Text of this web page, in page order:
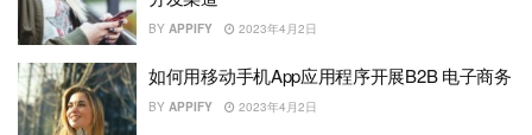
BY APPIFY 2023年4月2日
如何用移动手机App应用程序开展B2B 电子商务
BY APPIFY 2023年4月2日